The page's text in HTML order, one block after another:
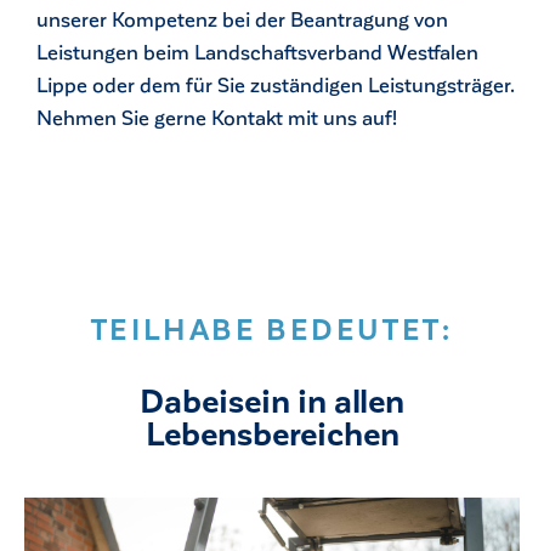
unserer Kompetenz bei der Beantragung von
Leistungen beim Landschaftsverband Westfalen
Lippe oder dem für Sie zuständigen Leistungsträger.
Nehmen Sie gerne Kontakt mit uns auf!
TEILHABE BEDEUTET:
Dabeisein in allen
Lebensbereichen